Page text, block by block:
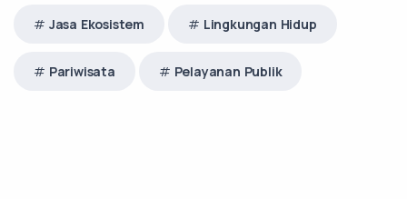
Jasa Ekosistem Lingkungan Hidup
Pariwisata Pelayanan Publik